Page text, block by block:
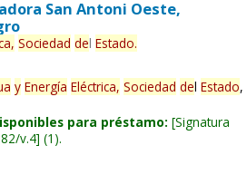
San Antoni Oeste,
Sociedad del Estado.
y Energía Eléctrica, Sociedad del Estado,
para préstamo: Signatura
v.4 (1).